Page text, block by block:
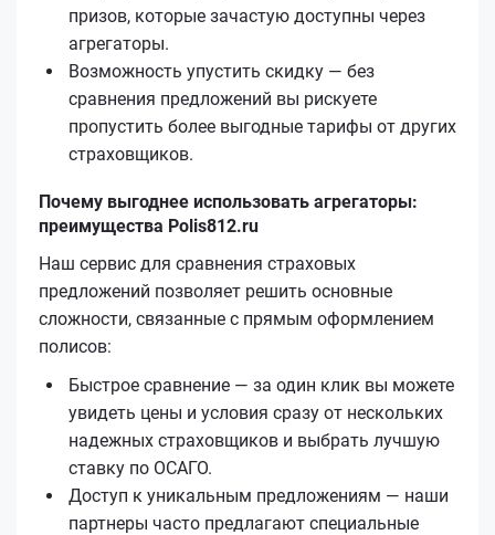
призов, которые зачастую доступны через
агрегаторы.
Возможность упустить скидку — без
сравнения предложений вы рискуете
пропустить более выгодные тарифы от других
страховщиков.
Почему выгоднее использовать агрегаторы:
преимущества Polis812.ru
Наш сервис для сравнения страховых
предложений позволяет решить основные
сложности, связанные с прямым оформлением
полисов:
Быстрое сравнение — за один клик вы можете
увидеть цены и условия сразу от нескольких
надежных страховщиков и выбрать лучшую
ставку по ОСАГО.
Доступ к уникальным предложениям — наши
партнеры часто предлагают специальные